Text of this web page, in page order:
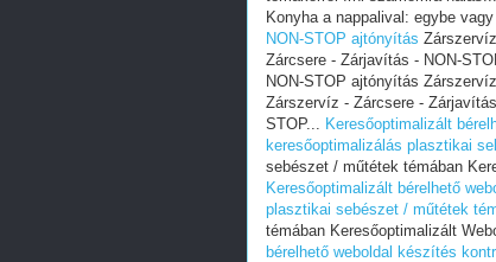
Konyha a nappalival: egybe
NON-STOP ajtónyítás
Zárcsere - Zárjavítás - NON-
NON-STOP ajtónyítás
Zárszervíz - Zárcsere -
STOP... Keresőoptimalizált
keresőoptimalizálás plasztikai
sebészet / műtétek témában
Keresőoptimalizált bérelhető
plasztikai sebészet / műtétek
témában Keresőoptimalizált
bérelhető weboldal készítés